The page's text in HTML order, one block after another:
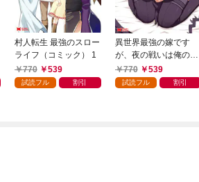
村人転生 最強のスロー
ライフ（コミック） 1
770
539
試読フル 割引
異世界最強の嫁です
が、夜の戦いは俺の方
が強いようです 知略
を活かして成り上がる
770 539
試読フル 割引